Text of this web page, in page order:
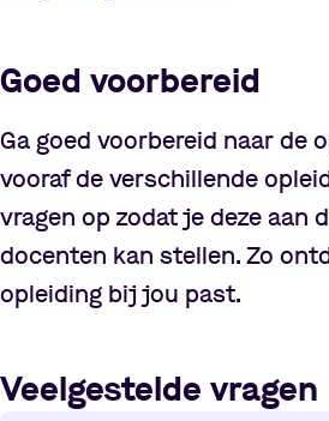
Goed voorbereid
Ga goed voorbereid naar de
vooraf de verschillende
vragen op zodat je deze aan
docenten kan stellen. Zo
opleiding bij jou past.
Veelgestelde vragen